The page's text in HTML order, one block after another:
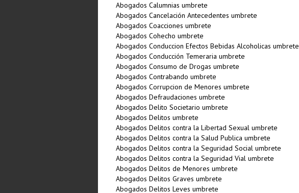
Abogados Calumnias umbrete
Abogados Cancelación Antecedentes umbrete
Abogados Coacciones umbrete
Abogados Cohecho umbrete
Abogados Conduccion Efectos Bebidas Alcoholicas umbrete
Abogados Conducción Temeraria umbrete
Abogados Consumo de Drogas umbrete
Abogados Contrabando umbrete
Abogados Corrupcion de Menores umbrete
Abogados Defraudaciones umbrete
Abogados Delito Societario umbrete
Abogados Delitos umbrete
Abogados Delitos contra la Libertad Sexual umbrete
Abogados Delitos contra la Salud Publica umbrete
Abogados Delitos contra la Seguridad Social umbrete
Abogados Delitos contra la Seguridad Vial umbrete
Abogados Delitos de Menores umbrete
Abogados Delitos Graves umbrete
Abogados Delitos Leves umbrete